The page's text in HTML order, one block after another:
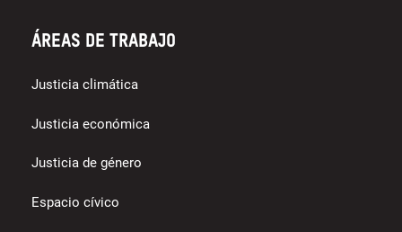
Áreas de trabajo
Justicia climática
Justicia económica
Justicia de género
Espacio cívico